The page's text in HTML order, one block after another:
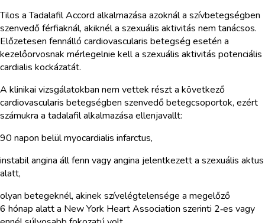
Tilos a Tadalafil Accord alkalmazása azoknál a szívbetegségben
szenvedő férfiaknál, akiknél a szexuális aktivitás nem tanácsos.
Előzetesen fennálló cardiovascularis betegség esetén a
kezelőorvosnak mérlegelnie kell a szexuális aktivitás potenciális
cardialis kockázatát.
A klinikai vizsgálatokban nem vettek részt a következő
cardiovascularis betegségben szenvedő betegcsoportok, ezért
számukra a tadalafil alkalmazása ellenjavallt:
90 napon belül myocardialis infarctus,
instabil angina áll fenn vagy angina jelentkezett a szexuális aktus
alatt,
olyan betegeknél, akinek szívelégtelensége a megelőző
6 hónap alatt a New York Heart Association szerinti 2‑es vagy